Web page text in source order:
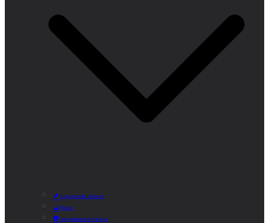
Lugares de Interés
Rutas
Alojamientos Rurales